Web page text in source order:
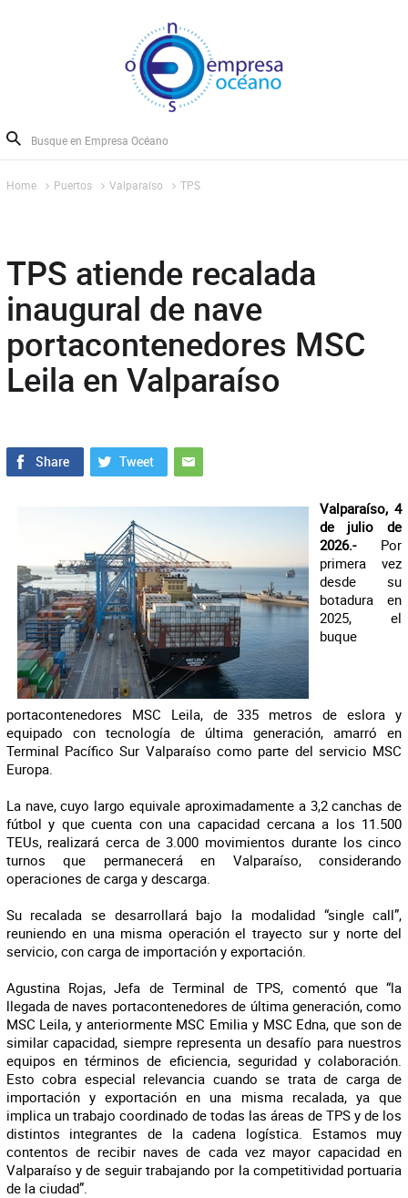
Home Puertos Valparaíso TPS
TPS atiende recalada
inaugural de nave
portacontenedores MSC
Leila en Valparaíso
Valparaíso, 4
de julio de
2026.- Por
primera vez
desde su
botadura en
2025, el
buque
portacontenedores MSC Leila, de 335 metros de eslora y
equipado con tecnología de última generación, amarró en
Terminal Pacífico Sur Valparaíso como parte del servicio MSC
Europa.
La nave, cuyo largo equivale aproximadamente a 3,2 canchas de
fútbol y que cuenta con una capacidad cercana a los 11.500
TEUs, realizará cerca de 3.000 movimientos durante los cinco
turnos que permanecerá en Valparaíso, considerando
operaciones de carga y descarga.
Su recalada se desarrollará bajo la modalidad “single call”,
reuniendo en una misma operación el trayecto sur y norte del
servicio, con carga de importación y exportación.
Agustina Rojas, Jefa de Terminal de TPS, comentó que “la
llegada de naves portacontenedores de última generación, como
MSC Leila, y anteriormente MSC Emilia y MSC Edna, que son de
similar capacidad, siempre representa un desafío para nuestros
equipos en términos de eficiencia, seguridad y colaboración.
Esto cobra especial relevancia cuando se trata de carga de
importación y exportación en una misma recalada, ya que
implica un trabajo coordinado de todas las áreas de TPS y de los
distintos integrantes de la cadena logística. Estamos muy
contentos de recibir naves de cada vez mayor capacidad en
Valparaíso y de seguir trabajando por la competitividad portuaria
de la ciudad”.